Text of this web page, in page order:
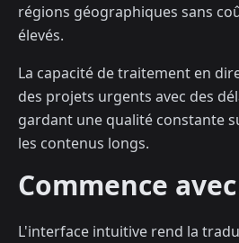
régions géographiques sans
élevés.
La capacité de traitement en
des projets urgents avec des
gardant une qualité constante
les contenus longs.
Commence
L'interface intuitive rend la